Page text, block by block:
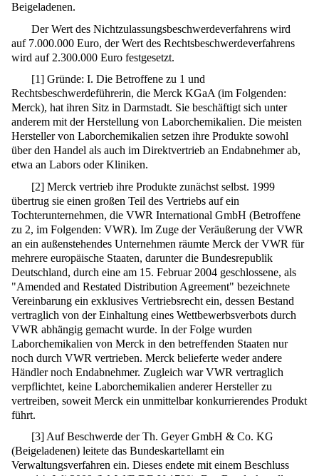
Beigeladenen.
Der Wert des Nichtzulassungsbeschwerdeverfahrens wird
auf 7.000.000 Euro, der Wert des Rechtsbeschwerdeverfahrens
wird auf 2.300.000 Euro festgesetzt.
[1] Gründe: I. Die Betroffene zu 1 und
Rechtsbeschwerdeführerin, die Merck KGaA (im Folgenden:
Merck), hat ihren Sitz in Darmstadt. Sie beschäftigt sich unter
anderem mit der Herstellung von Laborchemikalien. Die meisten
Hersteller von Laborchemikalien setzen ihre Produkte sowohl
über den Handel als auch im Direktvertrieb an Endabnehmer ab,
etwa an Labors oder Kliniken.
[2] Merck vertrieb ihre Produkte zunächst selbst. 1999
übertrug sie einen großen Teil des Vertriebs auf ein
Tochterunternehmen, die VWR International GmbH (Betroffene
zu 2, im Folgenden: VWR). Im Zuge der Veräußerung der VWR
an ein außenstehendes Unternehmen räumte Merck der VWR für
mehrere europäische Staaten, darunter die Bundesrepublik
Deutschland, durch eine am 15. Februar 2004 geschlossene, als
"Amended and Restated Distribution Agreement" bezeichnete
Vereinbarung ein exklusives Vertriebsrecht ein, dessen Bestand
vertraglich von der Einhaltung eines Wettbewerbsverbots durch
VWR abhängig gemacht wurde. In der Folge wurden
Laborchemikalien von Merck in den betreffenden Staaten nur
noch durch VWR vertrieben. Merck belieferte weder andere
Händler noch Endabnehmer. Zugleich war VWR vertraglich
verpflichtet, keine Laborchemikalien anderer Hersteller zu
vertreiben, soweit Merck ein unmittelbar konkurrierendes Produkt
führt.
[3] Auf Beschwerde der Th. Geyer GmbH & Co. KG
(Beigeladenen) leitete das Bundeskartellamt ein
Verwaltungsverfahren ein. Dieses endete mit einem Beschluss